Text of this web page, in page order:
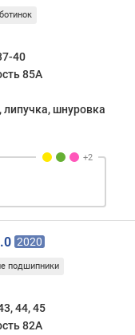
40
85A
липучка, шнуровка
2020
подшипники
44, 45
82A